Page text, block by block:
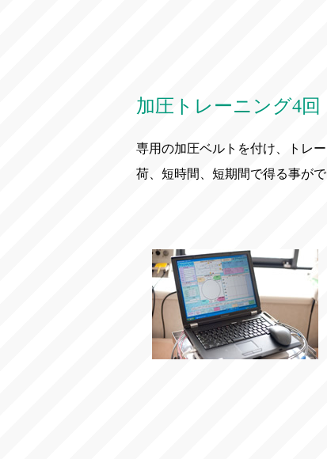
加圧トレーニング4回
専用の加圧ベルトを付け、トレ
荷、短時間、短期間で得る事が